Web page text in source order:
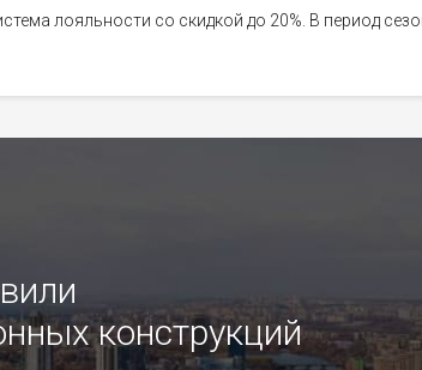
лояльности со скидкой до 20%. В период
конструкций